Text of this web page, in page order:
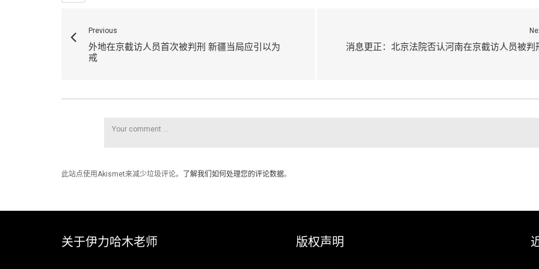
Previous
外地在京截访人员首次被判刑 新疆当局应引以为
戒
消息更正：北京法院否认河南在京截访人员被判
此站点使用Akismet来减少垃圾评论。 了解我们如何处理您的评论数据。
关于伊力哈木老师 版权声明